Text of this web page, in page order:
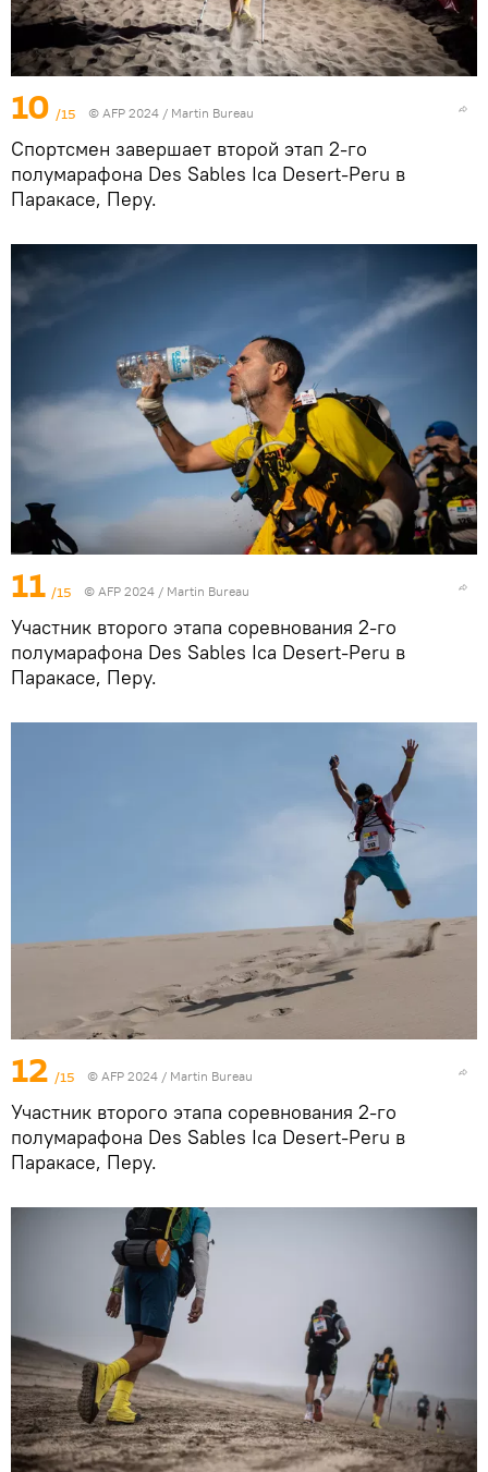
10 /15 © AFP 2024 / Martin Bureau
Спортсмен завершает второй этап 2-го
полумарафона Des Sables Ica Desert-Peru в
Паракасе, Перу.
11 /15 © AFP 2024 / Martin Bureau
Участник второго этапа соревнования 2-го
полумарафона Des Sables Ica Desert-Peru в
Паракасе, Перу.
12 /15 © AFP 2024 / Martin Bureau
Участник второго этапа соревнования 2-го
полумарафона Des Sables Ica Desert-Peru в
Паракасе, Перу.